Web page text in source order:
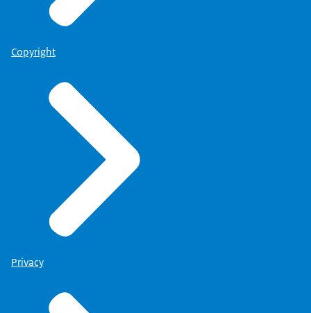
Copyright
Privacy